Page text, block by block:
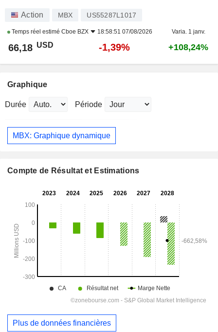
Action MBX US55287L1017
Temps réel estimé Cboe BZX 18:58:51 07/08/2026 Varia. 1 janv.
66,18 USD -1,39% +108,24%
Graphique
Durée Période
MBX: Graphique dynamique
Compte de Résultat et Estimations
Plus de données financières